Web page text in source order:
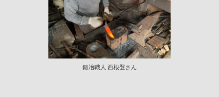
鍛冶職人 西根登さん